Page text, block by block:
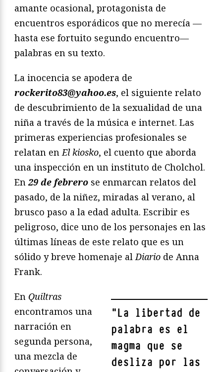
amante ocasional, protagonista de
encuentros esporádicos que no merecía —
hasta ese fortuito segundo encuentro—
palabras en su texto.
La inocencia se apodera de
rockerito83@yahoo.es, el siguiente relato
de descubrimiento de la sexualidad de una
niña a través de la música e internet. Las
primeras experiencias profesionales se
relatan enEl kiosko, el cuento que aborda
una inspección en un instituto de Cholchol.
En29 de febrero se enmarcan relatos del
pasado, de la niñez, miradas al verano, al
brusco paso a la edad adulta. Escribir es
peligroso, dice uno de los personajes en las
últimas líneas de este relato que es un
sólido y breve homenaje alDiario de Anna
Frank.
"La libertad de
palabra es el
magma que se
desliza por las
En Quiltras
encontramos una
narración en
segunda persona,
una mezcla de